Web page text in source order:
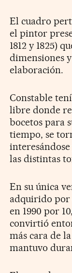
El cuadro
el pintor
1812 y 1825)
dimensiones
elaboración.
Constable
libre donde
bocetos para
tiempo, se
las distintas
En su única
adquirido por
en 1990 por
convirtió
más cara de
mantuvo